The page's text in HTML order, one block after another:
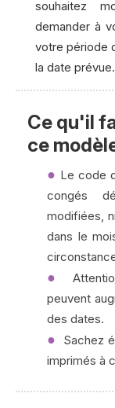
souhaitez
demander à
votre période
la date prévue.
Ce qu'il
ce
Le code
congés
modifiées,
dans le
peuvent
des dates.
Sachez
imprimés à